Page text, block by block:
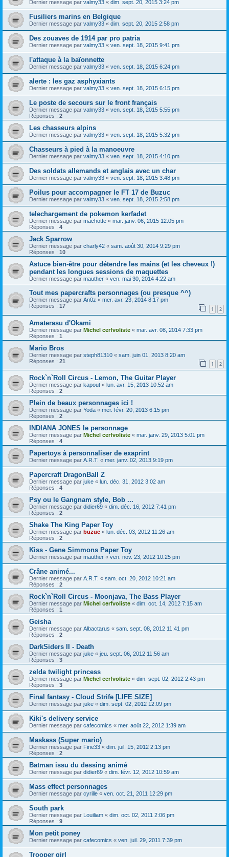
Dernier message par valmy33 « dim. sept. 20, 2015 3:24 pm
Fusiliers marins en Belgique
Dernier message par valmy33 « dim. sept. 20, 2015 2:58 pm
Des zouaves de 1914 par pro patria
Dernier message par valmy33 « ven. sept. 18, 2015 9:41 pm
l'attaque à la baïonnette
Dernier message par valmy33 « ven. sept. 18, 2015 6:24 pm
alerte : les gaz asphyxiants
Dernier message par valmy33 « ven. sept. 18, 2015 6:15 pm
Le poste de secours sur le front français
Dernier message par valmy33 « ven. sept. 18, 2015 5:55 pm
Réponses : 2
Les chasseurs alpins
Dernier message par valmy33 « ven. sept. 18, 2015 5:32 pm
Chasseurs à pied à la manoeuvre
Dernier message par valmy33 « ven. sept. 18, 2015 4:10 pm
Des soldats allemands et anglais avec un char
Dernier message par valmy33 « ven. sept. 18, 2015 3:48 pm
Poilus pour accompagner le FT 17 de Buzuc
Dernier message par valmy33 « ven. sept. 18, 2015 2:58 pm
telechargement de pokemon kerfadet
Dernier message par machotte « mar. janv. 06, 2015 12:05 pm
Réponses : 4
Jack Sparrow
Dernier message par charly42 « sam. août 30, 2014 9:29 pm
Réponses : 10
Astuce bien-être pour détendre les mains (et les cheveux !)
pendant les longues sessions de maquettes
Dernier message par mauther « ven. mai 30, 2014 4:22 am
Tout mes papercrafts personnages (ou presque ^^)
Dernier message par An0z « mer. avr. 23, 2014 8:17 pm
Réponses : 17 1 2
Amaterasu d'Okami
Dernier message par Michel cerfvoliste « mar. avr. 08, 2014 7:33 pm
Réponses : 1
Mario Bros
Dernier message par steph81310 « sam. juin 01, 2013 8:20 am
Réponses : 21 1 2
Rock`n`Roll Circus - Lemon, The Guitar Player
Dernier message par kapout « lun. avr. 15, 2013 10:52 am
Réponses : 2
Plein de beaux personnages ici !
Dernier message par Yoda « mer. févr. 20, 2013 6:15 pm
Réponses : 2
INDIANA JONES le personnage
Dernier message par Michel cerfvoliste « mar. janv. 29, 2013 5:01 pm
Réponses : 4
Papertoys à personnaliser de exaprint
Dernier message par A.R.T. « mer. janv. 02, 2013 9:19 pm
Papercraft DragonBall Z
Dernier message par juke « lun. déc. 31, 2012 3:02 am
Réponses : 4
Psy ou le Gangnam style, Bob ...
Dernier message par didier69 « dim. déc. 16, 2012 7:41 pm
Réponses : 2
Shake The King Paper Toy
Dernier message par buzuc « lun. déc. 03, 2012 11:26 am
Réponses : 2
Kiss - Gene Simmons Paper Toy
Dernier message par mauther « ven. nov. 23, 2012 10:25 pm
Crâne animé...
Dernier message par A.R.T. « sam. oct. 20, 2012 10:21 am
Réponses : 2
Rock`n`Roll Circus - Moonjava, The Bass Player
Dernier message par Michel cerfvoliste « dim. oct. 14, 2012 7:15 am
Réponses : 1
Geisha
Dernier message par Albactarus « sam. sept. 08, 2012 11:41 pm
Réponses : 2
DarkSiders II - Death
Dernier message par juke « jeu. sept. 06, 2012 11:56 am
Réponses : 3
zelda twilight princess
Dernier message par Michel cerfvoliste « dim. sept. 02, 2012 2:43 pm
Réponses : 3
Final fantasy - Cloud Strife [LIFE SIZE]
Dernier message par juke « dim. sept. 02, 2012 12:09 pm
Kiki's delivery service
Dernier message par cafecomics « mer. août 22, 2012 1:39 am
Maskass (Super mario)
Dernier message par Fine33 « dim. juil. 15, 2012 2:13 pm
Réponses : 2
Batman issu du dessing animé
Dernier message par didier69 « dim. févr. 12, 2012 10:59 am
Mass effect personnages
Dernier message par cyrille « ven. oct. 21, 2011 12:29 pm
South park
Dernier message par Louiliam « dim. oct. 02, 2011 2:06 pm
Réponses : 9
Mon petit poney
Dernier message par cafecomics « ven. juil. 29, 2011 7:39 pm
Trooper girl